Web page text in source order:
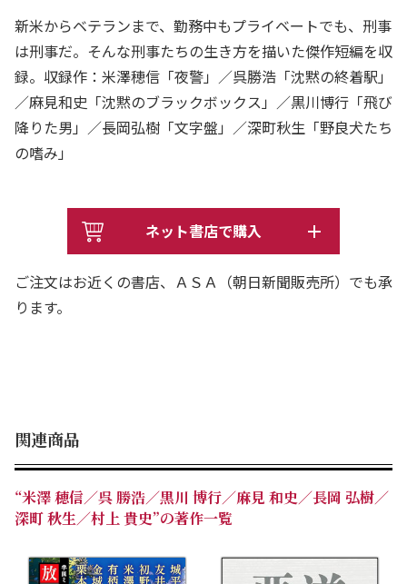
新米からベテランまで、勤務中もプライベートでも、刑事
は刑事だ。そんな刑事たちの生き方を描いた傑作短編を収
録。収録作：米澤穂信「夜警」／呉勝浩「沈黙の終着駅」
／麻見和史「沈黙のブラックボックス」／黒川博行「飛び
降りた男」／長岡弘樹「文字盤」／深町秋生「野良犬たち
の嗜み」
ネット書店で購入
ご注文はお近くの書店、ＡＳＡ（朝日新聞販売所）でも承
ります。
関連商品
“米澤 穂信／呉 勝浩／黒川 博行／麻見 和史／長岡 弘樹／
深町 秋生／村上 貴史”の著作一覧